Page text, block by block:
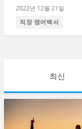
2022년 12월 21일
직장 영어백서
최신